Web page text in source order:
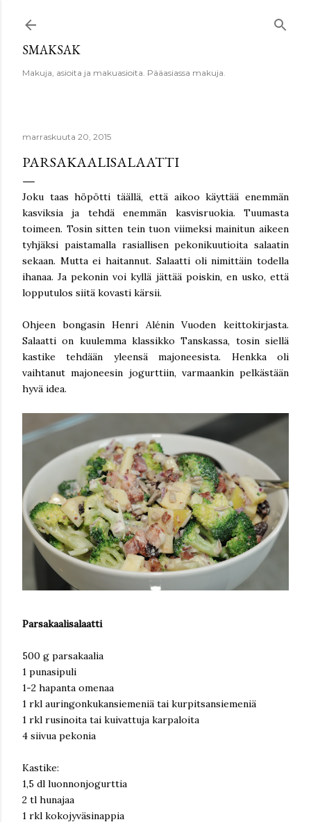
SMAKSAK
Makuja, asioita ja makuasioita. Pääasiassa makuja.
marraskuuta 20, 2015
PARSAKAALISALAATTI
Joku taas höpötti täällä, että aikoo käyttää enemmän
kasviksia ja tehdä enemmän kasvisruokia. Tuumasta
toimeen. Tosin sitten tein tuon viimeksi mainitun aikeen
tyhjäksi paistamalla rasiallisen pekonikuutioita salaatin
sekaan. Mutta ei haitannut. Salaatti oli nimittäin todella
ihanaa. Ja pekonin voi kyllä jättää poiskin, en usko, että
lopputulos siitä kovasti kärsii.
Ohjeen bongasin Henri Alénin Vuoden keittokirjasta.
Salaatti on kuulemma klassikko Tanskassa, tosin siellä
kastike tehdään yleensä majoneesista. Henkka oli
vaihtanut majoneesin jogurttiin, varmaankin pelkästään
hyvä idea.
Parsakaalisalaatti
500 g parsakaalia
1 punasipuli
1-2 hapanta omenaa
1 rkl auringonkukansiemeniä tai kurpitsansiemeniä
1 rkl rusinoita tai kuivattuja karpaloita
4 siivua pekonia
Kastike:
1,5 dl luonnonjogurttia
2 tl hunajaa
1 rkl kokojyväsinappia